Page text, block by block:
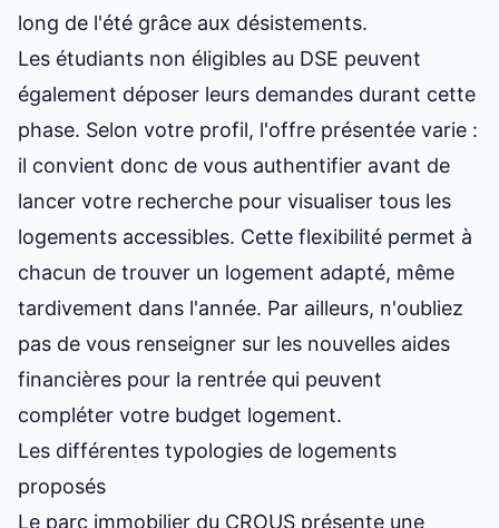
long de l'été grâce aux désistements.
Les étudiants non éligibles au DSE peuvent
également déposer leurs demandes durant cette
phase. Selon votre profil, l'offre présentée varie :
il convient donc de vous authentifier avant de
lancer votre recherche pour visualiser tous les
logements accessibles. Cette flexibilité permet à
chacun de trouver un logement adapté, même
tardivement dans l'année. Par ailleurs, n'oubliez
pas de vous renseigner sur les nouvelles aides
financières pour la rentrée qui peuvent
compléter votre budget logement.
Les différentes typologies de logements
proposés
Le parc immobilier du CROUS présente une